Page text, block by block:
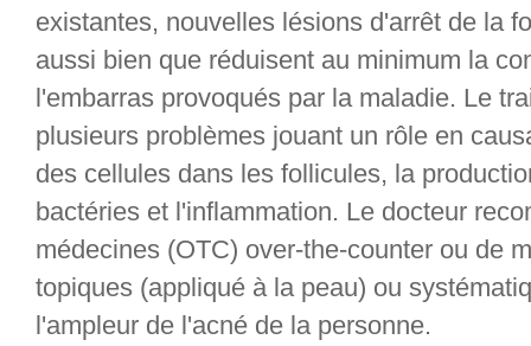
existantes, nouvelles lésions d'arrêt de la
aussi bien que réduisent au minimum la
l'embarras provoqués par la maladie. Le
plusieurs problèmes jouant un rôle en
des cellules dans les follicules, la
bactéries et l'inflammation. Le docteur
médecines (OTC) over-the-counter ou de
topiques (appliqué à la peau) ou
l'ampleur de l'acné de la personne.